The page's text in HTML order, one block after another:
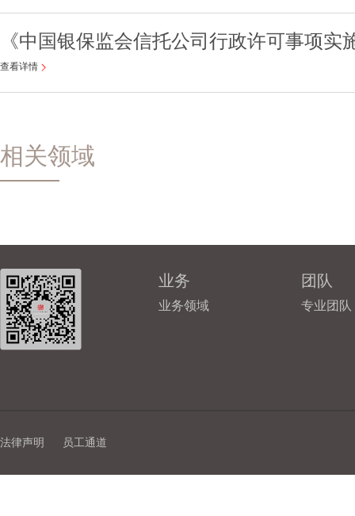
《中国银保监会信托公司行政许可事项实
查看详情
相关领域
业务
业务领域
团队
专业团队
法律声明 员工通道